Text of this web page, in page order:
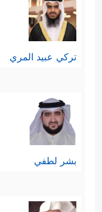
تركي عبيد المري
بشر لطفي